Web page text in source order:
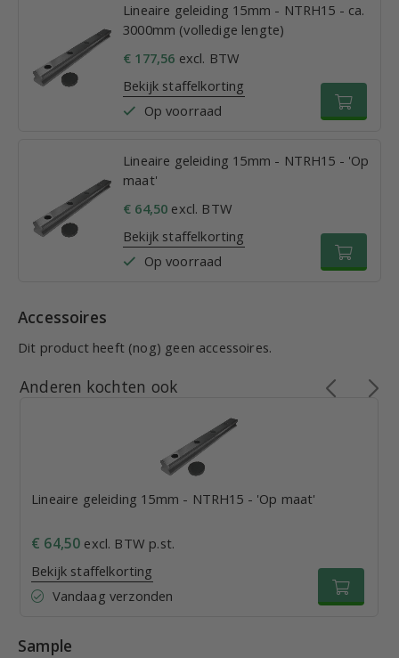
Lineaire geleiding 15mm - NTRH15 - ca.
3000mm (volledige lengte)
€ 177,56 excl. BTW
Bekijk staffelkorting
Op voorraad
Lineaire geleiding 15mm - NTRH15 - 'Op
maat'
€ 64,50 excl. BTW
Bekijk staffelkorting
Op voorraad
Accessoires
Dit product heeft (nog) geen accessoires.
Anderen kochten ook
Lineaire geleiding 15mm - NTRH15 - 'Op maat'
€ 64,50 excl. BTW p.st.
Bekijk staffelkorting
Vandaag verzonden
Sample